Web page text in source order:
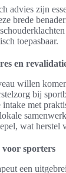
advies zijn
brede
toepasbaar.
en
willen
bij
met
wat herstel
voor sporters
een